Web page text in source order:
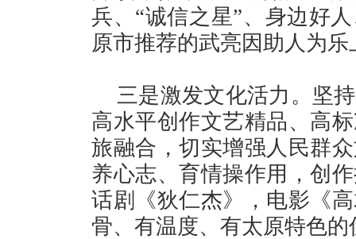
兵、“诚信之星”、身边好
原市推荐的武亮因助人为
三是激发文化活力。坚
高水平创作文艺精品、高
旅融合，切实增强人民群
养心志、育情操作用，创
话剧《狄仁杰》，电影《
骨、有温度、有太原特色